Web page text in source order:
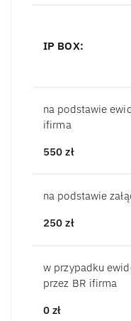
IP BOX:
na podstawie
ifirma
550zł
na podstawie
250zł
w przypadku
przez BR ifirma
0zł